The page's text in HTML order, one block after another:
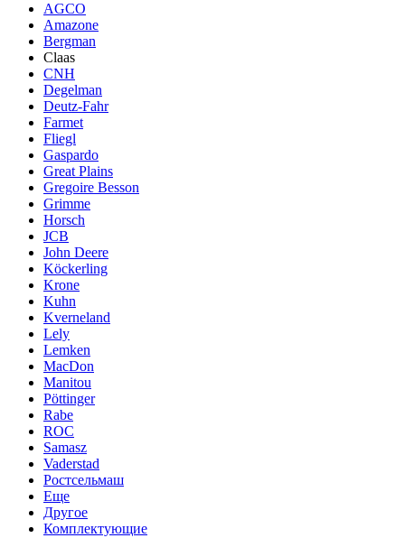
AGCO
Amazone
Bergman
Claas
CNH
Degelman
Deutz-Fahr
Farmet
Fliegl
Gaspardo
Great Plains
Gregoire Besson
Grimme
Horsch
JCB
John Deere
Köckerling
Krone
Kuhn
Kverneland
Lely
Lemken
MacDon
Manitou
Pöttinger
Rabe
ROC
Samasz
Vaderstad
Ростсельмаш
Еще
Другое
Комплектующие